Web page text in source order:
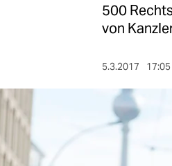
500
von
5.3.2017